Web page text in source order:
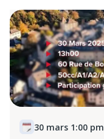
30 mars 1:00 pm